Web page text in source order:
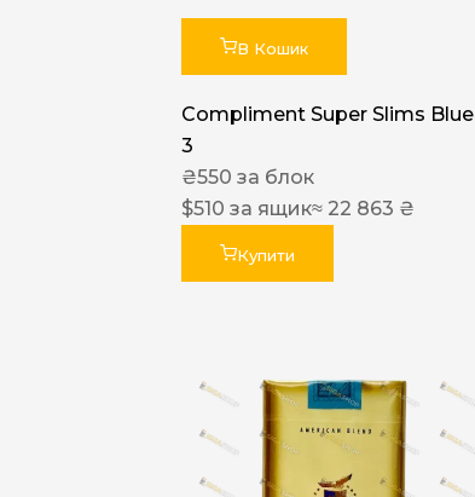
В Кошик
Compliment Super Slims Blue
3
₴550 за блок
$510 за ящик≈ 22 863 ₴
Купити